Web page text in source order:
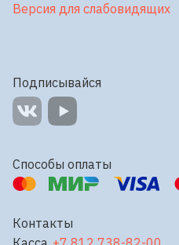
Версия для слабовидящих
Подписывайся
Способы оплаты
Контакты